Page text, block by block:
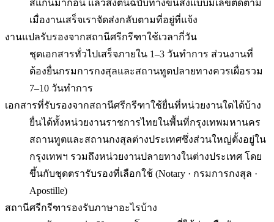
สแกนมาก่อน แล้วส่งต้นฉบับทางขนส่งแบบมีเลขติดตาม
เมื่องานเสร็จเราจัดส่งกลับตามที่อยู่ที่แจ้ง
งานแปลรับรองจากสถานีศรีกรีฑาใช้เวลากี่วัน
ชุดเอกสารทั่วไปเสร็จภายใน 1–3 วันทำการ ส่วนงานที่
ต้องยื่นกรมการกงสุลและสถานทูตปลายทางควรเผื่อรวม
7–10 วันทำการ
เอกสารที่รับรองจากสถานีศรีกรีฑาใช้ยื่นที่หน่วยงานใดได้บ้าง
ยื่นได้ทั้งหน่วยงานราชการไทยในพื้นที่กรุงเทพมหานคร
สถานทูตและสถานกงสุลต่างประเทศซึ่งส่วนใหญ่ตั้งอยู่ใน
กรุงเทพฯ รวมถึงหน่วยงานปลายทางในต่างประเทศ โดย
ขึ้นกับชุดตรารับรองที่เลือกใช้ (Notary · กรมการกงสุล ·
Apostille)
สถานีศรีกรีฑารองรับภาษาอะไรบ้าง